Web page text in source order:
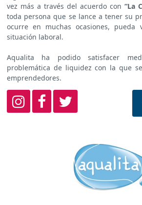
vez más a través del acuerdo con “La
toda persona que se lance a tener su
ocurre en muchas ocasiones,
situación laboral.
Aqualita ha podido satisfacer
problemática de liquidez con la que
emprendedores.